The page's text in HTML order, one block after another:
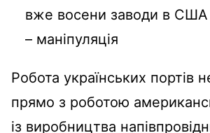
вже восени заводи в США
– маніпуляція
Робота українських портів
прямо з роботою
із виробництва